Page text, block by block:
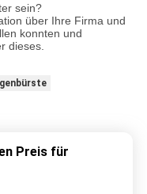
sein?
über Ihre Firma und
konnten und
dieses.
Preis für